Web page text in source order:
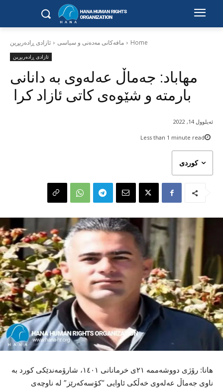
Home مافەکانی مەدەنی و سیاسی ئازادی ڕادەربڕین
ئازادی ڕادەربڕین
مهاباد: جەماڵ عەلەوی بە دانانی
بارمتە و شێوەی کاتی ئازاد کرا
ئەیلوول 14, 2022
Less than 1 minute read
کوردی
هانا: رۆژی دووشەممە ٢١ی خرمانانی ١٤٠١، شارۆمەندێکی کورد بە
ناوی جەماڵ عەلەوی خەڵکی ئاوایی “کۆسەکەرێز” لە ناوچەی